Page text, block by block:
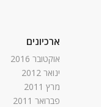
ארכיונים
אוקטובר 2016
ינואר 2012
מרץ 2011
פברואר 2011